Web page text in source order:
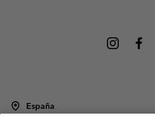
España